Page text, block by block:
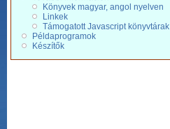
Könyvek magyar, angol nyelven
Linkek
Támogatott Javascript könyvtárak
Példaprogramok
Készítők